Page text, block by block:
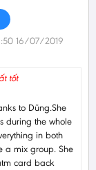
16/07/2019
tốt
to Dũng.She
during the whole
in both
a mix group. She
card back